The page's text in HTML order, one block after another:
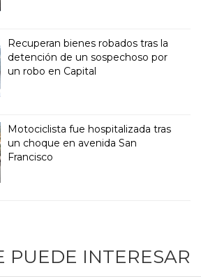
Recuperan bienes robados tras la
detención de un sospechoso por
un robo en Capital
Motociclista fue hospitalizada tras
un choque en avenida San
Francisco
PUEDE INTERESAR